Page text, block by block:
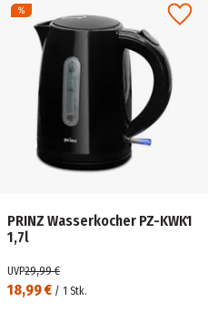
PRINZ Wasserkocher PZ-KWK1
1,7l
18,99 € / 1 Stk.
UVP29,99 €